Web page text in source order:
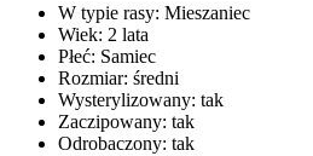
W typie rasy: Mieszaniec
Wiek: 2 lata
Płeć: Samiec
Rozmiar: średni
Wysterylizowany: tak
Zaczipowany: tak
Odrobaczony: tak